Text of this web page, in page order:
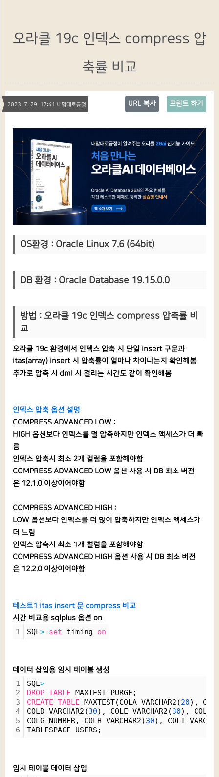
오라클 19c 인덱스 compress 압
축률 비교
2023. 7. 29. 17:41 내맘대로긍정 프린트 하기
URL 복사
OS환경 : Oracle Linux 7.6 (64bit)
DB 환경 : Oracle Database 19.15.0.0
방법 : 오라클 19c 인덱스 compress 압축률 비
교
오라클 19c 환경에서 인덱스 압축 시 단일 insert 구문과
itas(array) insert 시 압축률이 얼마나 차이나는지 확인해봄
추가로 압축 시 dml 시 걸리는 시간도 같이 확인해봄
인덱스 압축 옵션 설명
COMPRESS ADVANCED LOW :
HIGH 옵션보다 인덱스를 덜 압축하지만 인덱스 액세스가 더 빠
름
인덱스 압축시 최소 2개 컬럼을 포함해야함
COMPRESS ADVANCED LOW 옵션 사용 시 DB 최소 버전
은 12.1.0 이상이어야함
COMPRESS ADVANCED HIGH :
LOW 옵션보다 인덱스를 더 많이 압축하지만 인덱스 엑세스가
더 느림
인덱스 압축시 최소 1개 컬럼을 포함해야함
COMPRESS ADVANCED HIGH 옵션 사용 시 DB 최소 버전
은 12.2.0 이상이어야함
테스트1 itas insert 문 compress 비교
시간 비교용 sqlplus 옵션 on
1 SQL> set timing on
데이터 삽입용 임시 테이블 생성
1
2
3
4
5
6
SQL>
DROP TABLE MAXTEST PURGE;
CREATE TABLE MAXTEST(COLA VARCHAR2(20),
COLD VARCHAR2(30), COLE VARCHAR2(30), COLF
COLG NUMBER, COLH VARCHAR2(30), COLI
TABLESPACE USERS;
임시 테이블 데이터 삽입